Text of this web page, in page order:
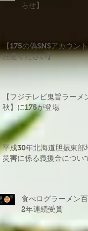
らせ】
【175の偽SNSアカウント
注意ください】
【フジテレビ鬼旨ラーメ
秋】に175が登場
平成30年北海道胆振東部
災害に係る義援金につい
食べログラーメン百
2年連続受賞